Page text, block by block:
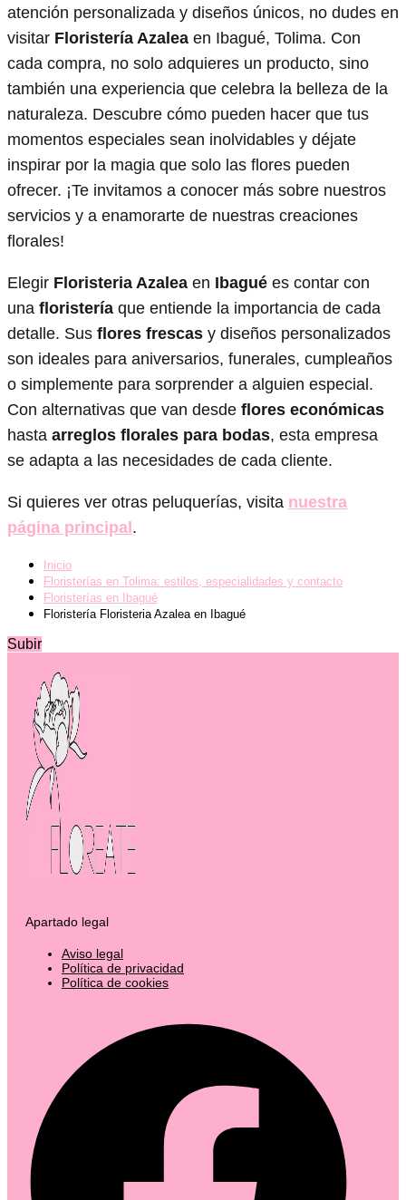
atención personalizada y diseños únicos, no dudes en
visitar Floristería Azalea en Ibagué, Tolima. Con
cada compra, no solo adquieres un producto, sino
también una experiencia que celebra la belleza de la
naturaleza. Descubre cómo pueden hacer que tus
momentos especiales sean inolvidables y déjate
inspirar por la magia que solo las flores pueden
ofrecer. ¡Te invitamos a conocer más sobre nuestros
servicios y a enamorarte de nuestras creaciones
florales!
Elegir Floristeria Azalea en Ibagué es contar con
una floristería que entiende la importancia de cada
detalle. Sus flores frescas y diseños personalizados
son ideales para aniversarios, funerales, cumpleaños
o simplemente para sorprender a alguien especial.
Con alternativas que van desde flores económicas
hasta arreglos florales para bodas, esta empresa
se adapta a las necesidades de cada cliente.
Si quieres ver otras peluquerías, visita nuestra
página principal.
Inicio
Floristerías en Tolima: estilos, especialidades y contacto
Floristerías en Ibagué
Floristería Floristeria Azalea en Ibagué
Subir
Apartado legal
Aviso legal
Política de privacidad
Política de cookies